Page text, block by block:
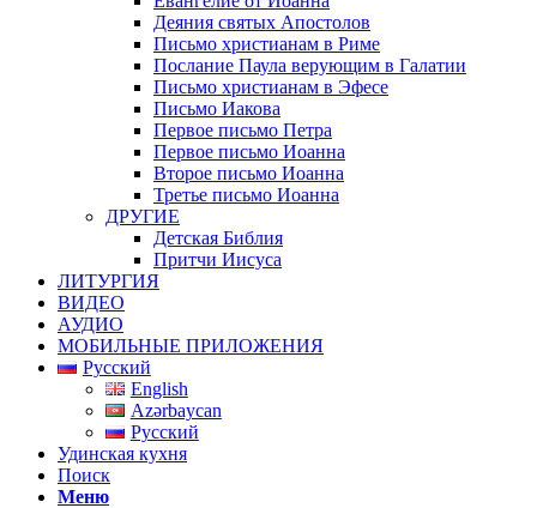
Деяния святых Апостолов
Письмо христианам в Риме
Послание Паула верующим в Галатии
Письмо христианам в Эфесе
Письмо Иакова
Первое письмо Петра
Первое письмо Иоанна
Второе письмо Иоанна
Третье письмо Иоанна
ДРУГИЕ
Детская Библия
Притчи Иисуса
ЛИТУРГИЯ
ВИДЕО
АУДИО
МОБИЛЬНЫЕ ПРИЛОЖЕНИЯ
Русский
English
Azərbaycan
Русский
Удинская кухня
Поиск
Меню